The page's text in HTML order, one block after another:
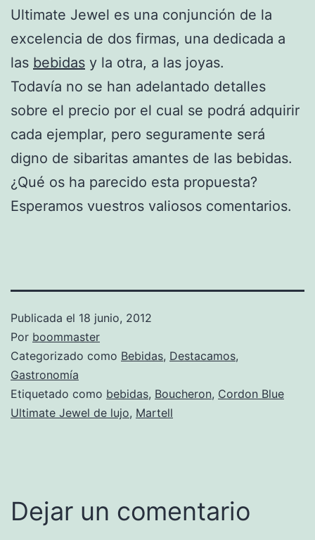
Ultimate Jewel es una conjunción de la
excelencia de dos firmas, una dedicada a
las bebidas y la otra, a las joyas.
Todavía no se han adelantado detalles
sobre el precio por el cual se podrá adquirir
cada ejemplar, pero seguramente será
digno de sibaritas amantes de las bebidas.
¿Qué os ha parecido esta propuesta?
Esperamos vuestros valiosos comentarios.
Publicada el 18 junio, 2012
Por boommaster
Categorizado como Bebidas, Destacamos,
Gastronomía
Etiquetado como bebidas, Boucheron, Cordon Blue
Ultimate Jewel de lujo, Martell
Dejar un comentario